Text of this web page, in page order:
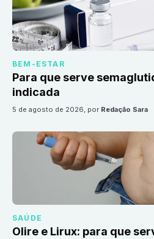
BEM-ESTAR
Para que serve
indicada
5 de agosto de 2026, por Redação Sara
SAÚDE
Olire e Lirux: para que